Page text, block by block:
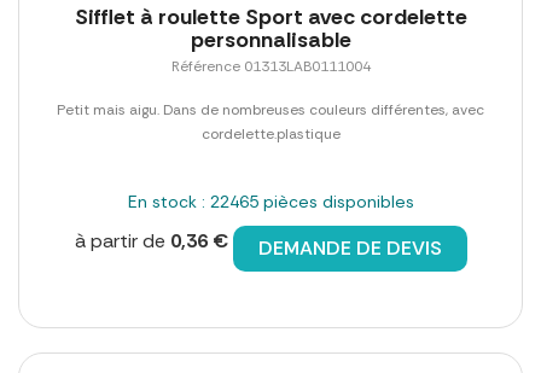
Sifflet à roulette Sport avec cordelette
personnalisable
Référence 01313LAB0111004
Petit mais aigu. Dans de nombreuses couleurs différentes, avec
cordelette.plastique
En stock : 22465 pièces disponibles
à partir de 0,36 € DEMANDE DE DEVIS